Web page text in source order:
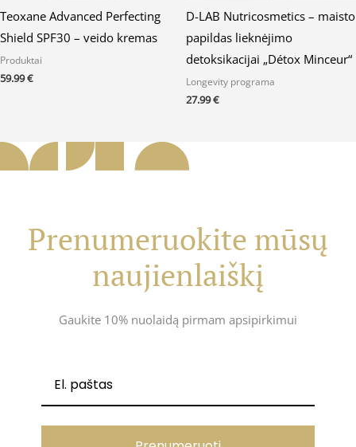
Teoxane Advanced Perfecting
Shield SPF30 – veido kremas
Produktai
59.99€
D-LAB Nutricosmetics – maisto
papildas lieknėjimo
detoksikacijai „Détox Minceur“
Longevity programa
27.99€
Prenumeruokite mūsų
naujienlaiškį
Gaukite 10% nuolaidą pirmam apsipirkimui